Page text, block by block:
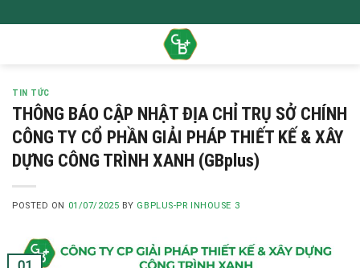
to
TIN TỨC
THÔNG BÁO CẬP NHẬT ĐỊA CHỈ TRỤ SỞ CHÍNH
CÔNG TY CỔ PHẦN GIẢI PHÁP THIẾT KẾ & XÂY
DỰNG CÔNG TRÌNH XANH (GBplus)
POSTED ON 01/07/2025 BY GBPLUS-PR INHOUSE 3